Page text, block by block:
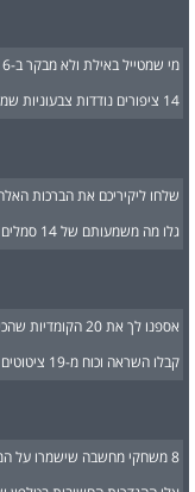
מי שמטייל באילת ולא מבקר ב-6 המקומות הנהדרים האלה - מפספס!
14 ציפורים נודדות צבעוניות שמקשטות את שמי הארץ בימי האביב
שלחו ליקיריכם את הברכות
גלו מה משמעותם של 14 סמלים ודימויים שמופיעים בחלומות שלכם
אספנו לך את 20 הקומדיות שהכי כדאי לראות עכשיו בנטפליקס!
קבלו השראה וכוח מ-19 ציטוטים נהדרים משירים ישראלים אהובים
8 משחקי מחשבה שישמרו על המוח שלכם חד ויתנו לכם רגע של שקט